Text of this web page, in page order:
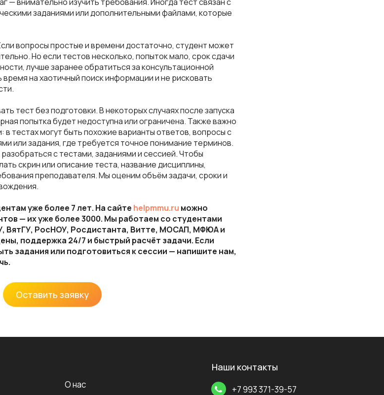
заданиями или дополнительными файлами, которые
вопросы простые и времени достаточно, студент может
Но если тестов несколько, попыток мало, срок сдачи
лучше заранее обратиться за консультационной
на хаотичный поиск информации и не рисковать
тест без подготовки. В некоторых случаях после запуска
попытка будет недоступна или ограничена. Также важно
тестах могут быть похожие варианты ответов, вопросы с
или задания, где требуется точное понимание терминов.
с тестами, заданиями и сессией. Чтобы
скрин или описание теста, название дисциплины,
преподавателя. Мы оценим объём задачи, сроки и
уже более 7 лет. На сайте helpmmu.ru можно
— их уже более 3000. Мы работаем со студентами
ВятГУ, РосНОУ, Росдистанта, Витте, МОСАП, МФЮА и
поддержка 24/7 и быстрый расчёт задачи. Если
задания или подготовиться к сессии — напишите нам,
Оставить заявку
Наши контакты
О нас
+7 993 371-39-57